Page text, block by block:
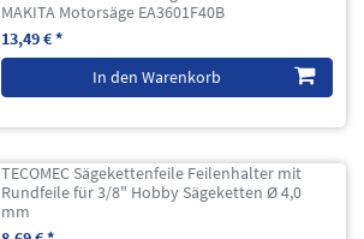
MAKITA Motorsäge EA3601F40B
13,49 € *
In den Warenkorb
TECOMEC Sägekettenfeile Feilenhalter mit
Rundfeile für 3/8" Hobby Sägeketten Ø 4,0
mm